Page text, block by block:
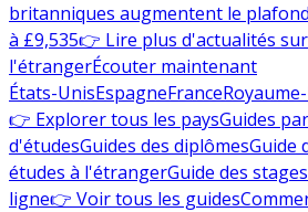
britanniques augmentent le
à £9,535👉 Lire plus d'actualités
l'étrangerÉcouter maintenant
États-UnisEspagneFrance
👉 Explorer tous les paysGuides
d'étudesGuides des diplômesGuide
études à l'étrangerGuide des stages
ligne👉 Voir tous les guides